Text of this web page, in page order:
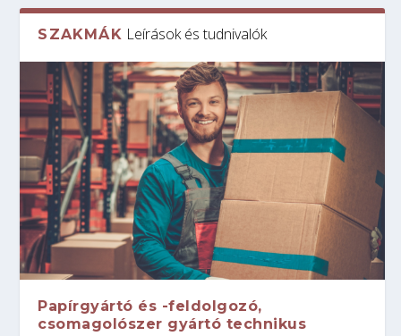
SZAKMÁK Leírások és tudnivalók
Papírgyártó és -feldolgozó,
csomagolószer gyártó technikus